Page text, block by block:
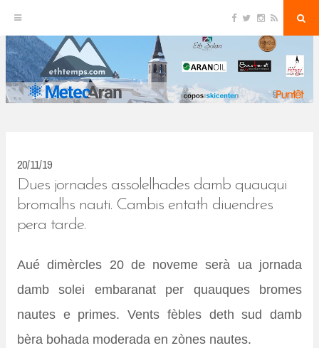
k
i
p
c
o
o
i
e
r
s
t
a
g
r
m
R
S
a
20/11/19
Dues jornades assolelhades damb quauqui
bromalhs nauti. Cambis entath diuendres
pera tarde.
Aué dimèrcles 20 de noveme serà ua jornada
damb solei embaranat per quauques bromes
nautes e primes. Vents fèbles deth sud damb
bèra bohada moderada en zònes nautes.